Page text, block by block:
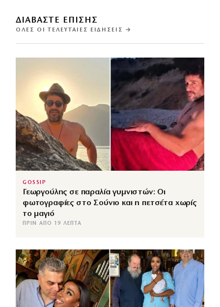
ΔΙΑΒΑΣΤΕ ΕΠΙΣΗΣ
ΌΛΕΣ ΟΙ ΤΕΛΕΥΤΑΊΕΣ ΕΙΔΉΣΕΙΣ →
GOSSIP
Γεωργούλης σε παραλία γυμνιστών: Οι
φωτογραφίες στο Σούνιο και η πετσέτα χωρίς
το μαγιό
ΠΡΙΝ ΑΠΌ 19 ΛΕΠΤΆ